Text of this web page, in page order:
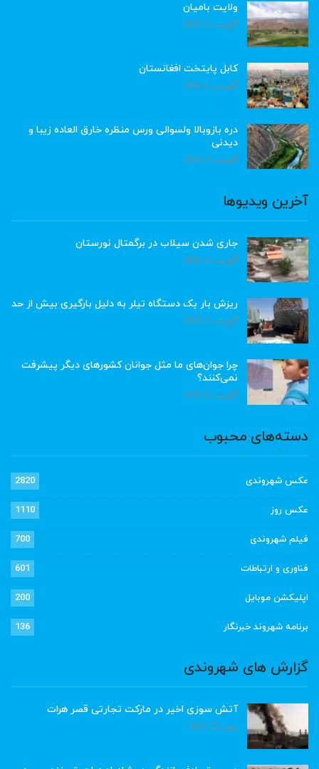
ولایت بامیان
آگوست 6, 2026
کابل پایتخت افغانستان
آگوست 6, 2026
دره بازوبالا ولسوالی ورس منظره خارق العاده زیبا و
دیدنی
آگوست 6, 2026
آخرین ویدیوها
جاری شدن سیلاب در برگمتال نورستان
آگوست 6, 2026
ریزش بار یک دستگاه تیلر به دلیل بارگیری بیش از حد
آگوست 6, 2026
چرا جوان‌های ما مثل جوانان کشورهای دیگر پیشرفت
نمی‌کنند؟
آگوست 6, 2026
دسته‌های محبوب
عکس شهروندی 2820
عکس روز 1110
فیلم شهروندی 700
فناوری و ارتباطات 601
اپلیکشن موبایل 200
برنامه شهروند خبرنگار 136
گزارش های شهروندی
آتش سوزی اخیر در مارکت تجارتی قصر هرات
ژوئن 22, 2023